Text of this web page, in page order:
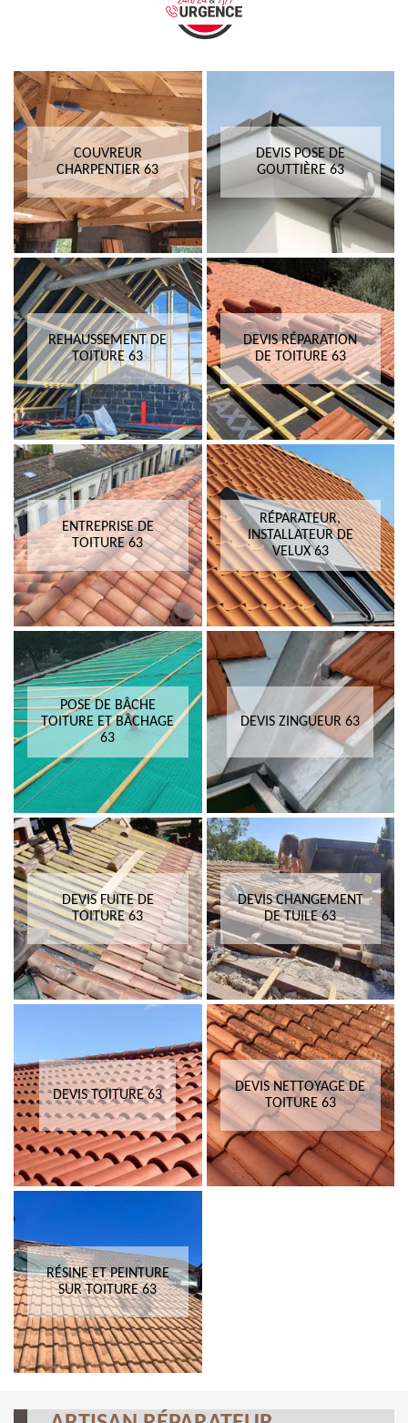
COUVREUR
CHARPENTIER 63
DEVIS POSE DE
GOUTTIÈRE 63
REHAUSSEMENT DE
TOITURE 63
DEVIS RÉPARATION
DE TOITURE 63
ENTREPRISE DE
TOITURE 63
RÉPARATEUR,
INSTALLATEUR DE
VELUX 63
POSE DE BÂCHE
TOITURE ET BÂCHAGE
63
DEVIS ZINGUEUR 63
DEVIS FUITE DE
TOITURE 63
DEVIS CHANGEMENT
DE TUILE 63
DEVIS TOITURE 63
DEVIS NETTOYAGE DE
TOITURE 63
RÉSINE ET PEINTURE
SUR TOITURE 63